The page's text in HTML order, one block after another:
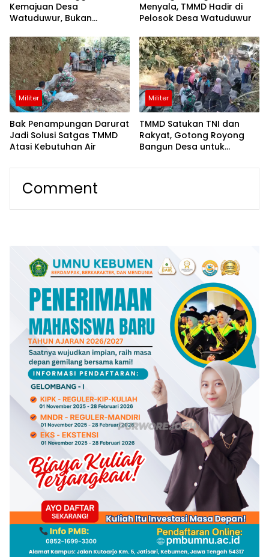
Kemajuan Desa
Watuduwur, Bukan
Infrastruktur
Menyala, TMMD Hadir di
Pelosok Desa Watuduwur
Militer
Bak Penampungan Darurat
Jadi Solusi Satgas TMMD
Atasi Kebutuhan Air
Militer
TMMD Satukan TNI dan
Rakyat, Gotong Royong
Bangun Desa untuk
Comment